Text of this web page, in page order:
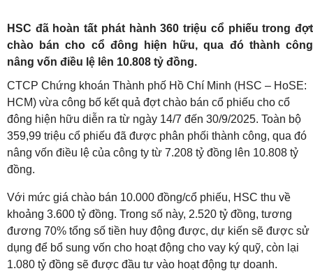
HSC đã hoàn tất phát hành 360 triệu cổ phiếu trong đợt
chào bán cho cổ đông hiện hữu, qua đó thành công
nâng vốn điều lệ lên 10.808 tỷ đồng.
CTCP Chứng khoán Thành phố Hồ Chí Minh (HSC – HoSE:
HCM) vừa công bố kết quả đợt chào bán cổ phiếu cho cổ
đông hiện hữu diễn ra từ ngày 14/7 đến 30/9/2025. Toàn bộ
359,99 triệu cổ phiếu đã được phân phối thành công, qua đó
nâng vốn điều lệ của công ty từ 7.208 tỷ đồng lên 10.808 tỷ
đồng.
Với mức giá chào bán 10.000 đồng/cổ phiếu, HSC thu về
khoảng 3.600 tỷ đồng. Trong số này, 2.520 tỷ đồng, tương
đương 70% tổng số tiền huy động được, dự kiến sẽ được sử
dụng để bổ sung vốn cho hoạt động cho vay ký quỹ, còn lại
1.080 tỷ đồng sẽ được đầu tư vào hoạt động tự doanh.